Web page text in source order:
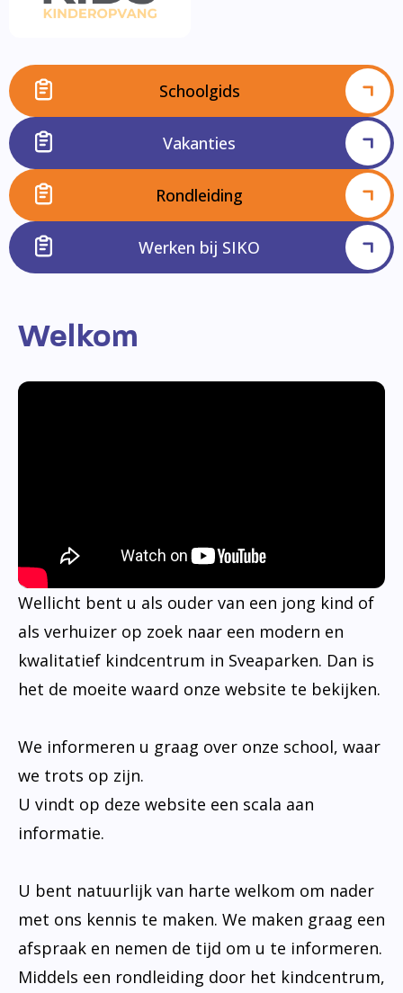
Schoolgids
Vakanties
Rondleiding
Werken bij SIKO
Welkom
Wellicht bent u als ouder van een jong kind of
als verhuizer op zoek naar een modern en
kwalitatief kindcentrum in Sveaparken. Dan is
het de moeite waard onze website te bekijken.
We informeren u graag over onze school, waar
we trots op zijn.
U vindt op deze website een scala aan
informatie.
U bent natuurlijk van harte welkom om nader
met ons kennis te maken. We maken graag een
afspraak en nemen de tijd om u te informeren.
Middels een rondleiding door het kindcentrum,